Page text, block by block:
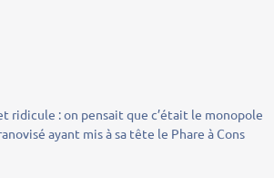
ridicule : on pensait que c’était le monopole
ayant mis à sa tête le Phare à Cons